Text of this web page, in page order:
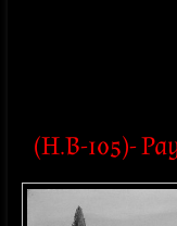
(H.B-105)-